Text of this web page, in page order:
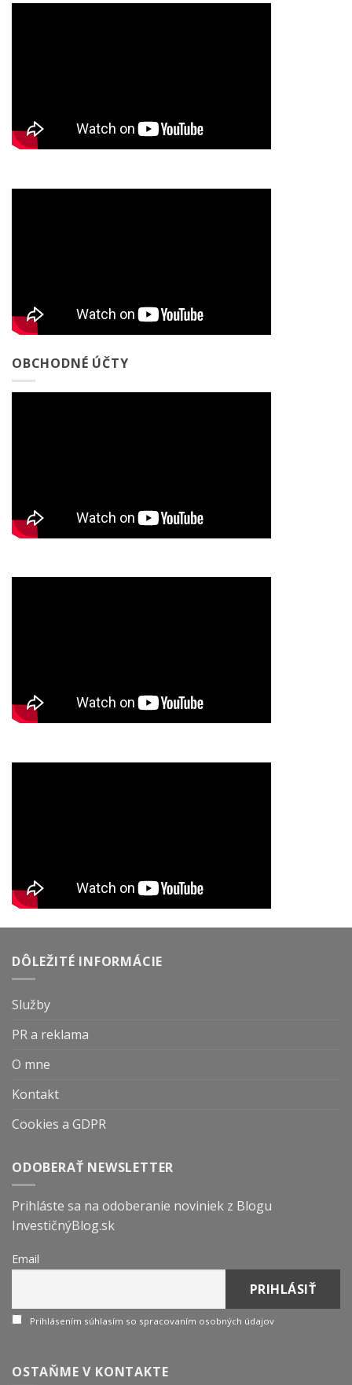
OBCHODNÉ ÚČTY
DÔLEŽITÉ INFORMÁCIE
Služby
PR a reklama
O mne
Kontakt
Cookies a GDPR
ODOBERAŤ NEWSLETTER
Prihláste sa na odoberanie noviniek z Blogu
InvestičnýBlog.sk
Email
Prihlásením súhlasím so spracovaním osobných údajov
OSTAŇME V KONTAKTE